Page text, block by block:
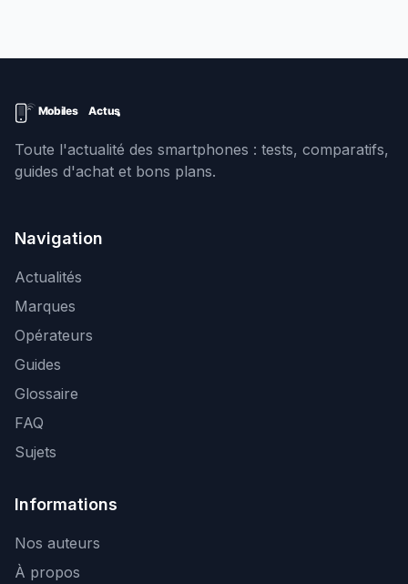
Toute l'actualité des smartphones : tests, comparatifs,
guides d'achat et bons plans.
Navigation
Actualités
Marques
Opérateurs
Guides
Glossaire
FAQ
Sujets
Informations
Nos auteurs
À propos